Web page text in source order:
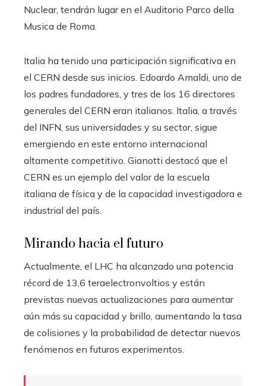
Nuclear, tendrán lugar en el Auditorio Parco della
Musica de Roma.
Italia ha tenido una participación significativa en
el CERN desde sus inicios. Edoardo Amaldi, uno de
los padres fundadores, y tres de los 16 directores
generales del CERN eran italianos. Italia, a través
del INFN, sus universidades y su sector, sigue
emergiendo en este entorno internacional
altamente competitivo. Gianotti destacó que el
CERN es un ejemplo del valor de la escuela
italiana de física y de la capacidad investigadora e
industrial del país.
Mirando hacia el futuro
Actualmente, el LHC ha alcanzado una potencia
récord de 13,6 teraelectronvoltios y están
previstas nuevas actualizaciones para aumentar
aún más su capacidad y brillo, aumentando la tasa
de colisiones y la probabilidad de detectar nuevos
fenómenos en futuros experimentos.